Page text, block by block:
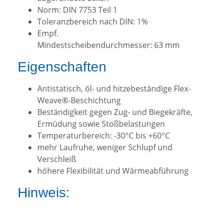
Norm: DIN 7753 Teil 1
Toleranzbereich nach DIN: 1%
Empf.
Mindestscheibendurchmesser: 63 mm
Eigenschaften
Antistatisch, öl- und hitzebeständige Flex-
Weave®-Beschichtung
Beständigkeit gegen Zug- und Biegekräfte,
Ermüdung sowie Stoßbelastungen
Temperaturbereich: -30°C bis +60°C
mehr Laufruhe, weniger Schlupf und
Verschleiß
höhere Flexibilität und Wärmeabführung
Hinweis: